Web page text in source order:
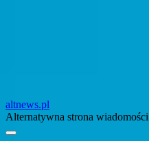
altnews.pl
Alternatywna strona